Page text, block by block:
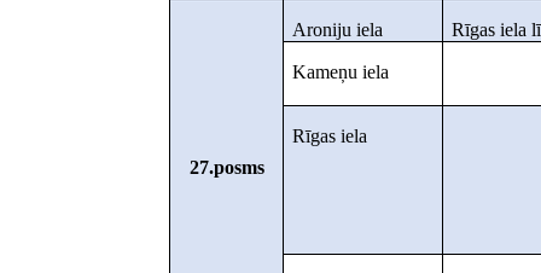
27.posms
Aroniju iela Rīgas iela
Kameņu iela
Rīgas iela